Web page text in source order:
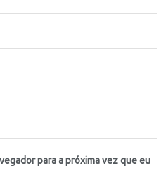
para a próxima vez que eu